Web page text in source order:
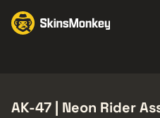
AK-47 | Neon Rider